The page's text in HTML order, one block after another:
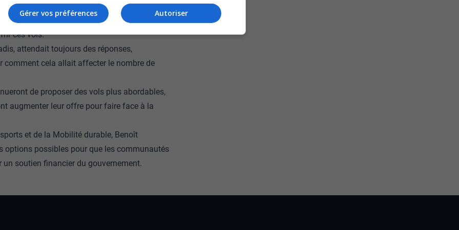
était l’un des deux seuls transporteurs
ces vols.
attendait toujours des réponses,
comment cela allait affecter le nombre de
de proposer des vols plus abordables,
augmenter leur offre pour faire face à la
et de la Mobilité durable, Benoît
options possibles pour que les communautés
un soutien financier du gouvernement.
Autoriser
Gérer vos préférences